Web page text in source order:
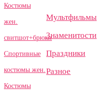
Костюмы
жен.
свитшот+брюки
Спортивные
костюмы жен.
Костюмы
Мультфильмы
Знаменитости
Праздники
Разное